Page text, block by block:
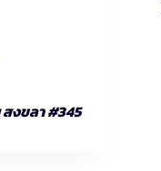
งขลา #345